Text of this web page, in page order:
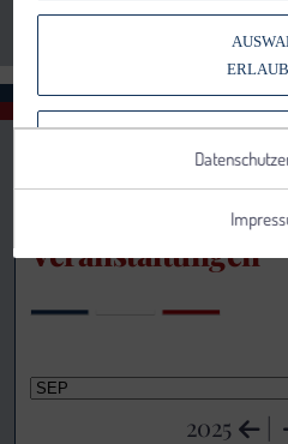
Veranstaltungen
2025 |